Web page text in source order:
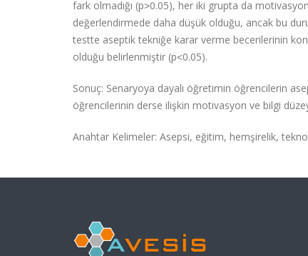
fark olmadığı (p˃0.05), her iki grupta da
değerlendirmede daha düşük olduğu, ancak bu
testte aseptik tekniğe karar verme becerilerinin
olduğu belirlenmiştir (p˂0.05).
Sonuç: Senaryoya dayalı öğretimin öğrencilerin
öğrencilerinin derse ilişkin motivasyon ve bilgi
Anahtar Kelimeler: Asepsi, eğitim, hemşirelik,